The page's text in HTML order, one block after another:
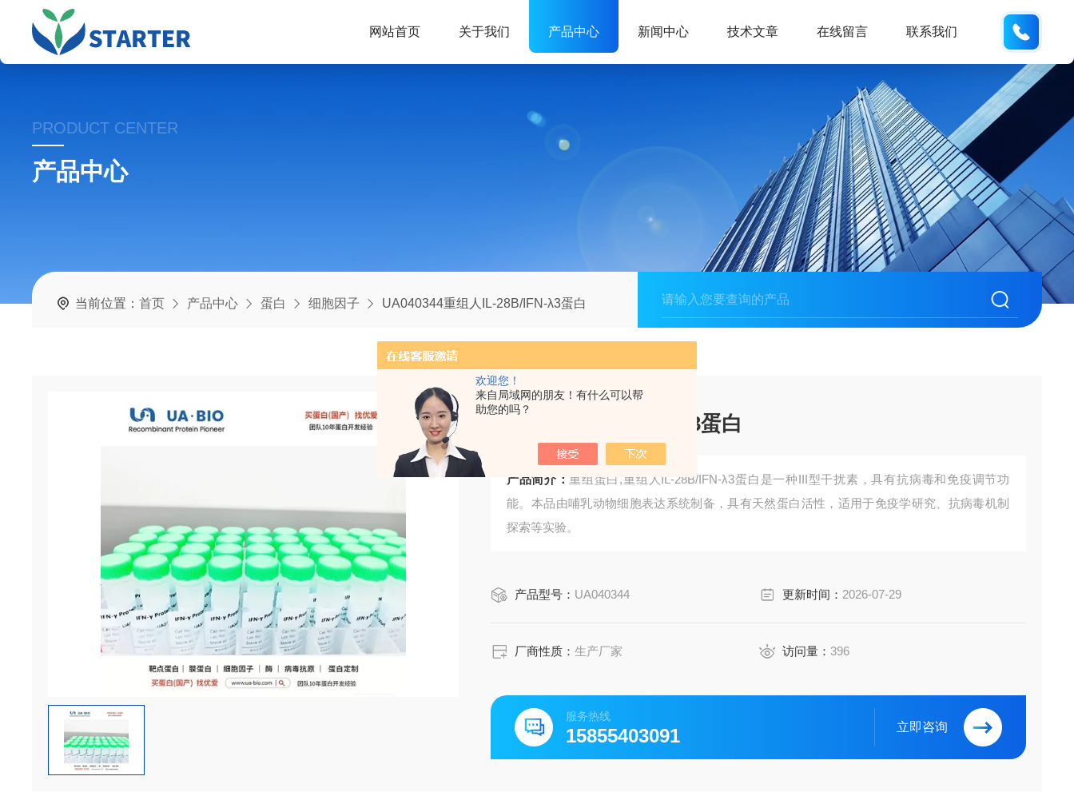
欢迎您！
来自局域网的朋友！有什么可以帮
助您的吗？
网站首页 关于我们 产品中心 新闻中心 技术文章 在线留言 联系我们
PRODUCT CENTER
产品中心
当前位置：首页 产品中心 蛋白 细胞因子 UA040344重组人IL-28B/IFN-λ3蛋白
重组人IL-28B/IFN-λ3蛋白
产品简介： 重组蛋白,重组人IL-28B/IFN-λ3蛋白是一种III型干扰素，具有抗病毒和免疫调节功
能。本品由哺乳动物细胞表达系统制备，具有天然蛋白活性，适用于免疫学研究、抗病毒机制
探索等实验。
产品型号： UA040344 更新时间： 2026-07-29
厂商性质：生产厂家 访问量： 396
服务热线
15855403091 立即咨询